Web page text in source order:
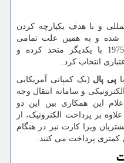
و با هدف یکپارچه کردن
شده و به همین علت تمامی
دارندگان این امتیاز را، در سال 1975 با یکدیگر متحد کرده و
انتخاب کرد.
پی‌ پال (یک کمپانی آمریکایی
و سامانه انتقال وجه
این همکاری بین این دو
بر پرداخت الکترونیک، از
ویزا کارت نیز در هنگام
کمتری پرداخت می کنند.